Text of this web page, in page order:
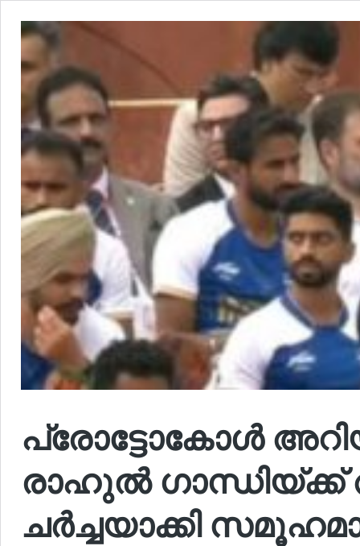
പ്രോട്ടോകോൾ
രാഹുൽ ഗാന്ധിയ്ക്ക്
ചർച്ചയാക്കി